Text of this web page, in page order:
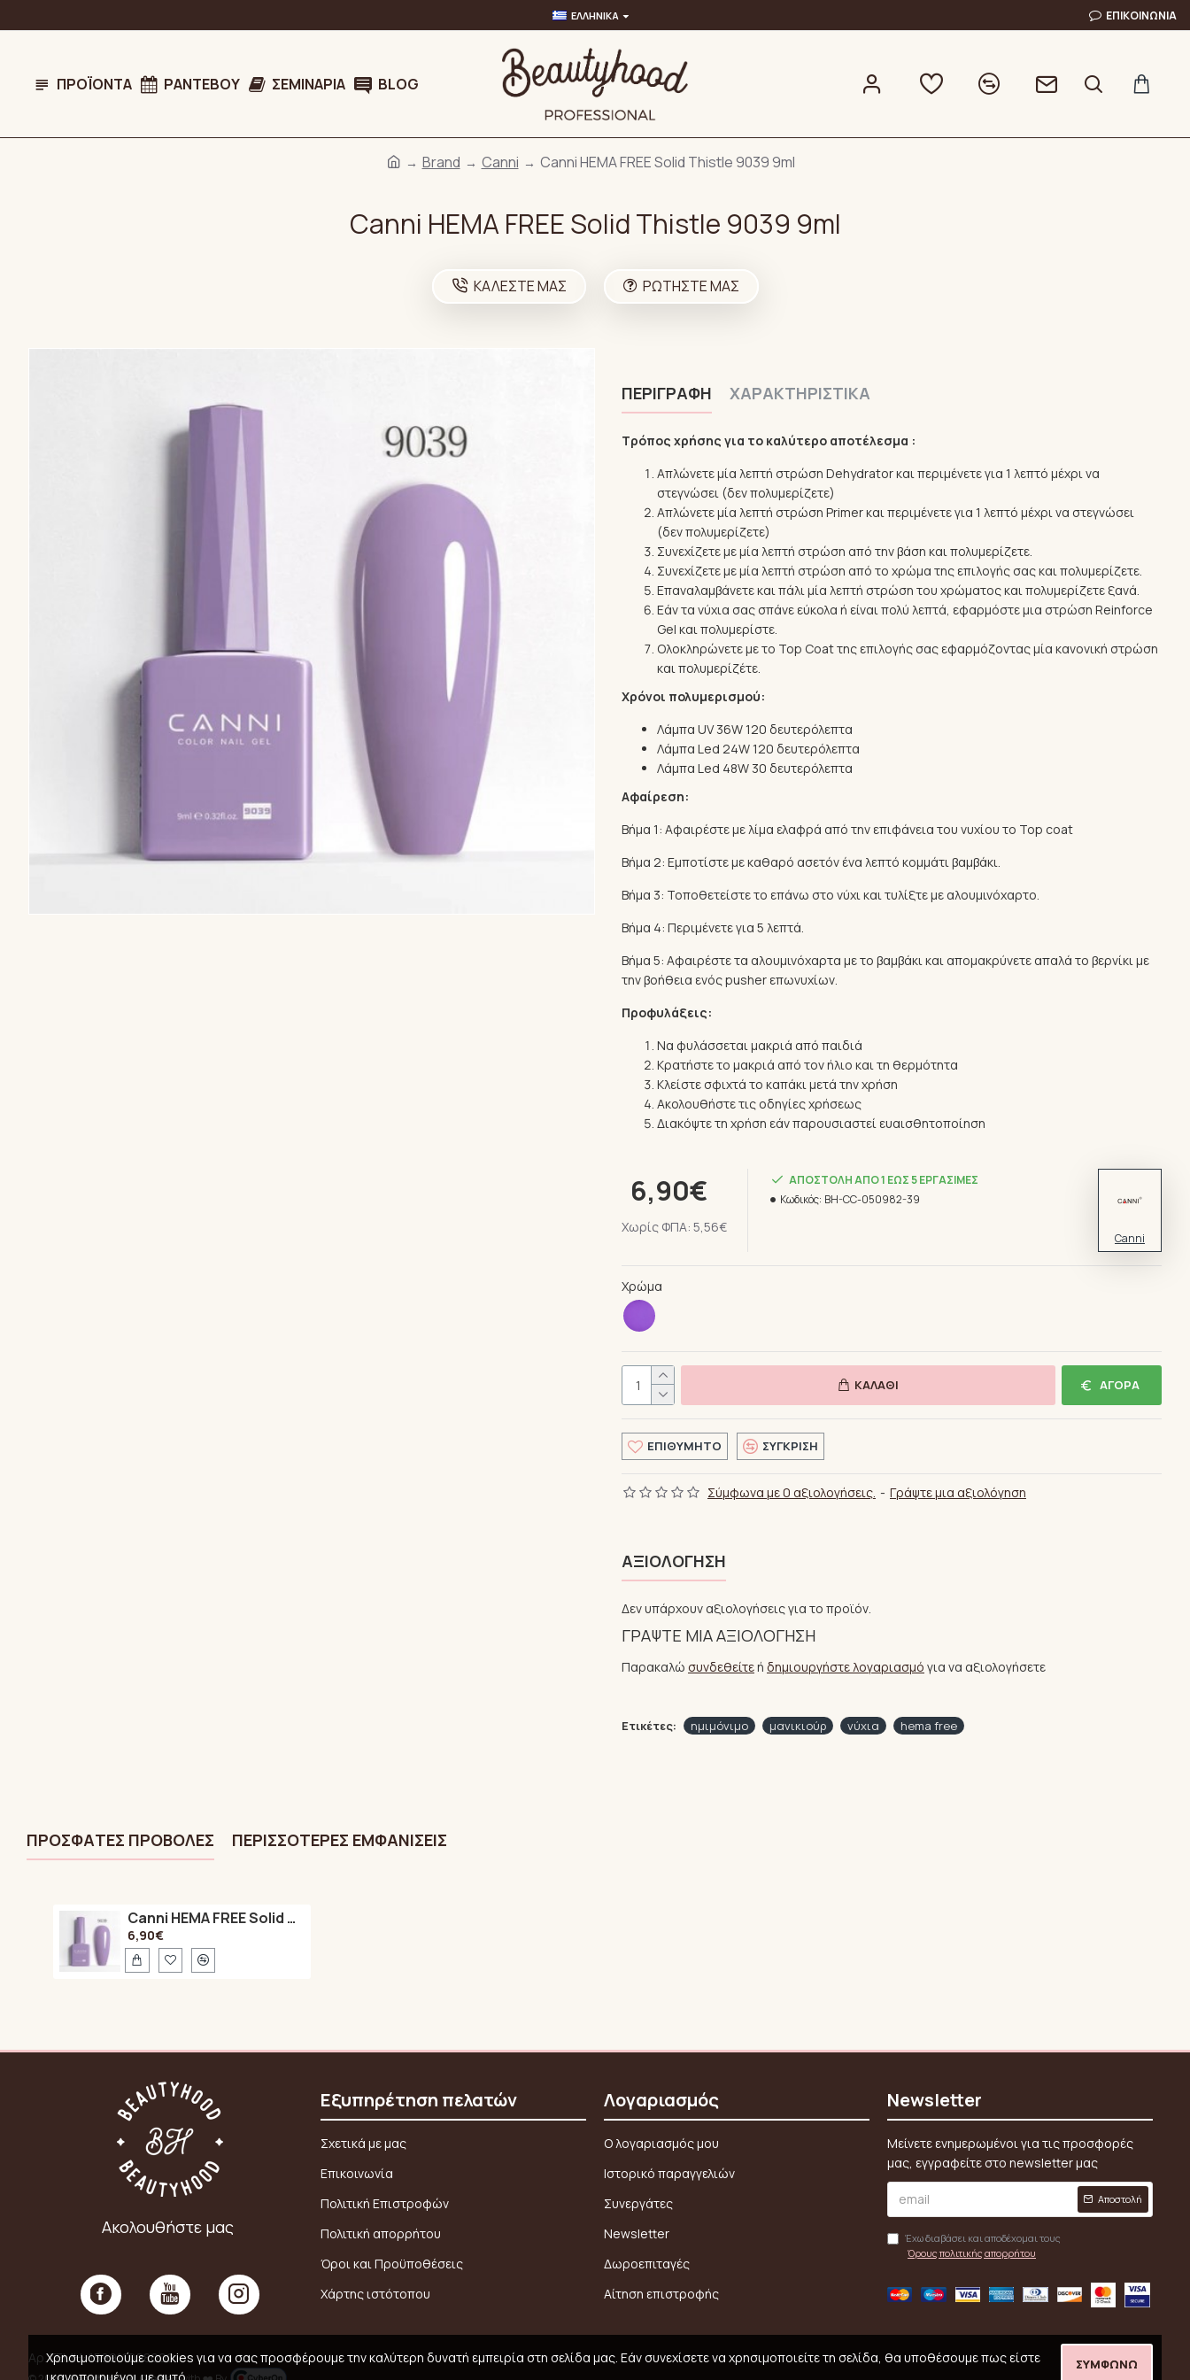
ΕΛΛΗΝΙΚΆ ΕΠΙΚΟΙΝΩΝΊΑ
ΠΡΟΪΌΝΤΑ ΡΑΝΤΕΒΟΎ ΣΕΜΙΝΆΡΙΑ BLOG
Brand Canni Canni HEMA FREE Solid Thistle 9039 9ml
Canni HEMA FREE Solid Thistle 9039 9ml
ΚΑΛΈΣΤΕ ΜΑΣ ΡΩΤΉΣΤΕ ΜΑΣ
ΠΕΡΙΓΡΑΦΉ ΧΑΡΑΚΤΗΡΙΣΤΙΚΆ
Τρόπος χρήσης για το καλύτερο αποτέλεσμα :
Απλώνετε μία λεπτή στρώση Dehydrator και περιμένετε για 1 λεπτό μέχρι να
στεγνώσει (δεν πολυμερίζετε)
Απλώνετε μία λεπτή στρώση Primer και περιμένετε για 1 λεπτό μέχρι να στεγνώσει
(δεν πολυμερίζετε)
Συνεχίζετε με μία λεπτή στρώση από την βάση και πολυμερίζετε.
Συνεχίζετε με μία λεπτή στρώση από το χρώμα της επιλογής σας και πολυμερίζετε.
Επαναλαμβάνετε και πάλι μία λεπτή στρώση του χρώματος και πολυμερίζετε ξανά.
Eάν τα νύχια σας σπάνε εύκολα ή είναι πολύ λεπτά, εφαρμόστε μια στρώση Reinforce
Gel και πολυμερίστε.
Ολοκληρώνετε με το Top Coat της επιλογής σας εφαρμόζοντας μία κανονική στρώση
και πολυμερίζέτε.
Χρόνοι πολυμερισμού:
Λάμπα UV 36W 120 δευτερόλεπτα
Λάμπα Led 24W 120 δευτερόλεπτα
Λάμπα Led 48W 30 δευτερόλεπτα
Αφαίρεση:
Βήμα 1: Αφαιρέστε με λίμα ελαφρά από την επιφάνεια του νυχίου το Top coat
Βήμα 2: Εμποτίστε με καθαρό ασετόν ένα λεπτό κομμάτι βαμβάκι.
Βήμα 3: Τοποθετείστε το επάνω στο νύχι και τυλίξτε με αλουμινόχαρτο.
Βήμα 4: Περιμένετε για 5 λεπτά.
Βήμα 5: Αφαιρέστε τα αλουμινόχαρτα με το βαμβάκι και απομακρύνετε απαλά το βερνίκι με
την βοήθεια ενός pusher επωνυχίων.
Προφυλάξεις:
Να φυλάσσεται μακριά από παιδιά
Κρατήστε το μακριά από τον ήλιο και τη θερμότητα
Κλείστε σφιχτά το καπάκι μετά την χρήση
Ακολουθήστε τις οδηγίες χρήσεως
Διακόψτε τη χρήση εάν παρουσιαστεί ευαισθητοποίηση
Σύμφωνα με 0 αξιολογήσεις. - Γράψτε μια αξιολόγηση
6,90€
Χωρίς ΦΠΑ: 5,56€
ΑΠΟΣΤΟΛΉ ΑΠΌ 1 ΈΩΣ 5 ΕΡΓΆΣΙΜΕΣ
Κωδικός: BH-CC-050982-39
Canni
Χρώμα
ΚΑΛΆΘΙ ΑΓΟΡΆ
ΕΠΙΘΥΜΗΤΌ ΣΎΓΚΡΙΣΗ
ΑΞΙΟΛΌΓΗΣΗ
Δεν υπάρχουν αξιολογήσεις για το προϊόν.
ΓΡΆΨΤΕ ΜΙΑ ΑΞΙΟΛΌΓΗΣΗ
Παρακαλώ συνδεθείτεή δημιουργήστε λογαριασμό για να αξιολογήσετε
Ετικέτες: ημιμόνιμο μανικιούρ νύχια hema free
ΠΡΌΣΦΑTΕΣ ΠΡΟΒΟΛΈΣ ΠΕΡΙΣΣΌΤΕΡΕΣ ΕΜΦΑΝΊΣΕΙΣ
Canni HEMA FREE Solid Thistle 9039 9ml
6,90€
Ακολουθήστε μας
Εξυπηρέτηση πελατών
Σχετικά με μας
Επικοινωνία
Πολιτική Επιστροφών
Πολιτική απορρήτου
Όροι και Προϋποθέσεις
Χάρτης ιστότοπου
Λογαριασμός
Ο λογαριασμός μου
Ιστορικό παραγγελιών
Συνεργάτες
Newsletter
Δωροεπιταγές
Αίτηση επιστροφής
Newsletter
Μείνετε ενημερωμένοι για τις προσφορές
μας, εγγραφείτε στο newsletter μας
Αποστολή
Έχω διαβάσει και αποδέχομαι τους
Όρους πολιτικής απορρήτου
Αρ. ΓΕΜΗ: 159911008000 ΣΥΜΦΩΝΏ
Χρησιμοποιούμε cookies για να σας προσφέρουμε την καλύτερη δυνατή εμπειρία στη σελίδα μας. Εάν συνεχίσετε να χρησιμοποιείτε τη σελίδα, θα υποθέσουμε πως είστε